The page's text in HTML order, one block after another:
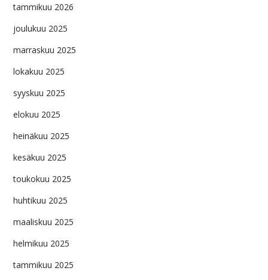
tammikuu 2026
joulukuu 2025
marraskuu 2025
lokakuu 2025
syyskuu 2025
elokuu 2025
heinäkuu 2025
kesäkuu 2025
toukokuu 2025
huhtikuu 2025
maaliskuu 2025
helmikuu 2025
tammikuu 2025